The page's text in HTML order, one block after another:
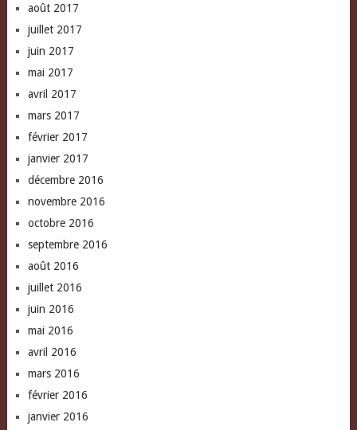
août 2017
juillet 2017
juin 2017
mai 2017
avril 2017
mars 2017
février 2017
janvier 2017
décembre 2016
novembre 2016
octobre 2016
septembre 2016
août 2016
juillet 2016
juin 2016
mai 2016
avril 2016
mars 2016
février 2016
janvier 2016